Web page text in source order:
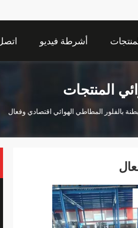
أشرطة فيديو
المنتجات
بالفلور المطاطي الهوائي اقتصادي وفعال